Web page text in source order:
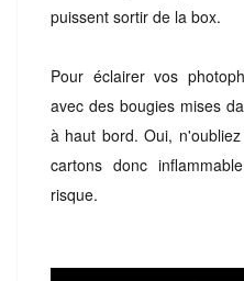
puissent sortir de la box.
Pour éclairer vos
avec des bougies mises
à haut bord. Oui,
cartons donc
risque.